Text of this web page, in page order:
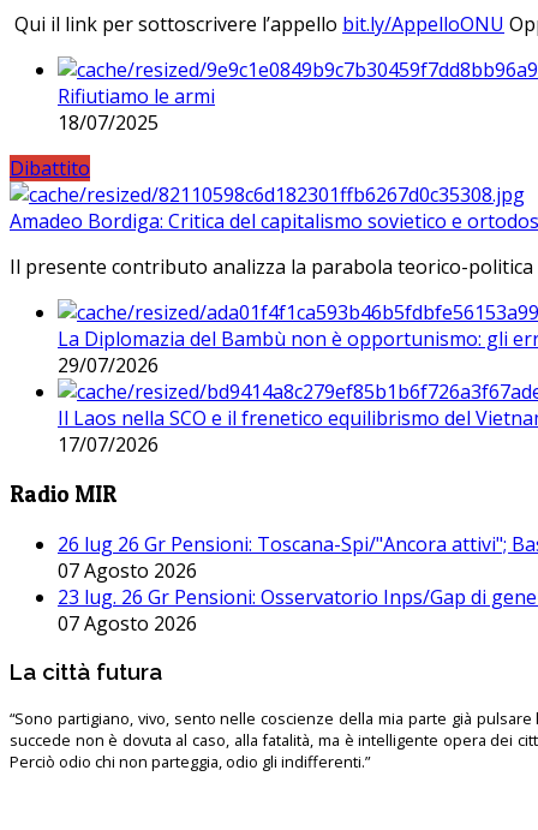
Qui il link per sottoscrivere l’appello bit.ly/AppelloONU
Rifiutiamo le armi
18/07/2025
Dibattito
Amadeo Bordiga: Critica del capitalismo sovietico e
Il presente contributo analizza la parabola teorico-
La Diplomazia del Bambù non è opportunismo: gli
29/07/2026
Il Laos nella SCO e il frenetico equilibrismo del
17/07/2026
Radio MIR
26 lug 26 Gr Pensioni: Toscana-Spi/"Ancora attivi";
07 Agosto 2026
23 lug. 26 Gr Pensioni: Osservatorio Inps/Gap di
07 Agosto 2026
La città futura
“Sono partigiano, vivo, sento nelle coscienze della mia parte già pulsare
succede non è dovuta al caso, alla fatalità, ma è intelligente opera dei
Perciò odio chi non parteggia, odio gli indifferenti.”